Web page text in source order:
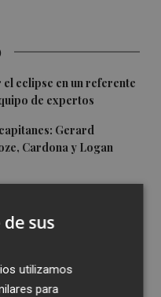
eclipse en un referente
de expertos
Gerard
Cardona y Logan
contrato del transporte
sus
utilizamos
para